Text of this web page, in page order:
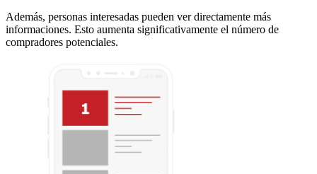
Además, personas interesadas pueden ver directamente más
informaciones. Esto aumenta significativamente el número de
compradores potenciales.